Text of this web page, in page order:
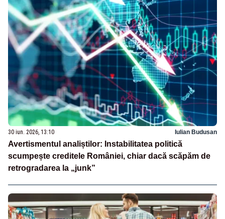
30 iun. 2026, 13:10 Iulian Budusan
Avertismentul analiștilor: Instabilitatea politică
scumpește creditele României, chiar dacă scăpăm de
retrogradarea la „junk”